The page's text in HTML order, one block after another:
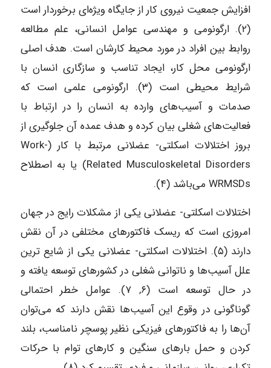
افزایش جمعیت نیروی کار از جایگاه ویژه‌ای برخوردار است
(۲). ارگونومی و مهندسی عوامل انسانی، علم مطالعه
روابط بین افراد در مورد محیط کارشان است. هدف اصلی
ارگونومی محل کار، ایجاد تناسب و سازگاری انسان با
شرایط محیطی است (۳). ارگونومی علمی است که
صدمات و آسیب‌های وارده به انسان را در ارتباط با
فعالیت‌های شغلی بیان کرده و هدف عمده آن جلوگیری از
بروز اختلالات اسکلتی- عضلانی مرتبط با کار (Work-
Related Musculoskeletal Disorders) یا به اصطلاح
WRMSDs می‌باشد (۴).
اختلالات اسکلتی- عضلانی یکی از مشکلات رایج در جهان
امروزی است که ریسک فاکتورهای مختلفی در آن نقش
دارند (۵). اختلالات اسکلتی- عضلانی یکی از شایع ترین
علل آسیب‌ها و ناتوانی شغلی در کشورهای توسعه یافته و
در حال توسعه است (۶, ۷). عوامل خطر احتمالی
گوناگونی در وقوع این آسیب‌ها نقش دارند که می‌توان
آن‌ها را به فاکتورهای فیزیکی نظیر پوسچر نامناسب، بلند
کردن و حمل بارهای سنگین و کارهای توام با حرکات